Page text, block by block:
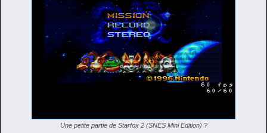
Une petite partie de Starfox 2 (SNES Mini Edition) ?